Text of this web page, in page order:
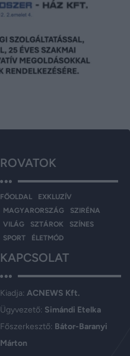
ROVATOK
FŐOLDAL
EXKLUZÍV
MAGYARORSZÁG
SZIRÉNA
VILÁG
SZTÁROK
SZÍNES
SPORT
ÉLETMÓD
KAPCSOLAT
Kiadja: ACNEWS Kft.
Ügyvezető: Simándi Etelka
Főszerkesztő: Bátor-Baranyi
Márton